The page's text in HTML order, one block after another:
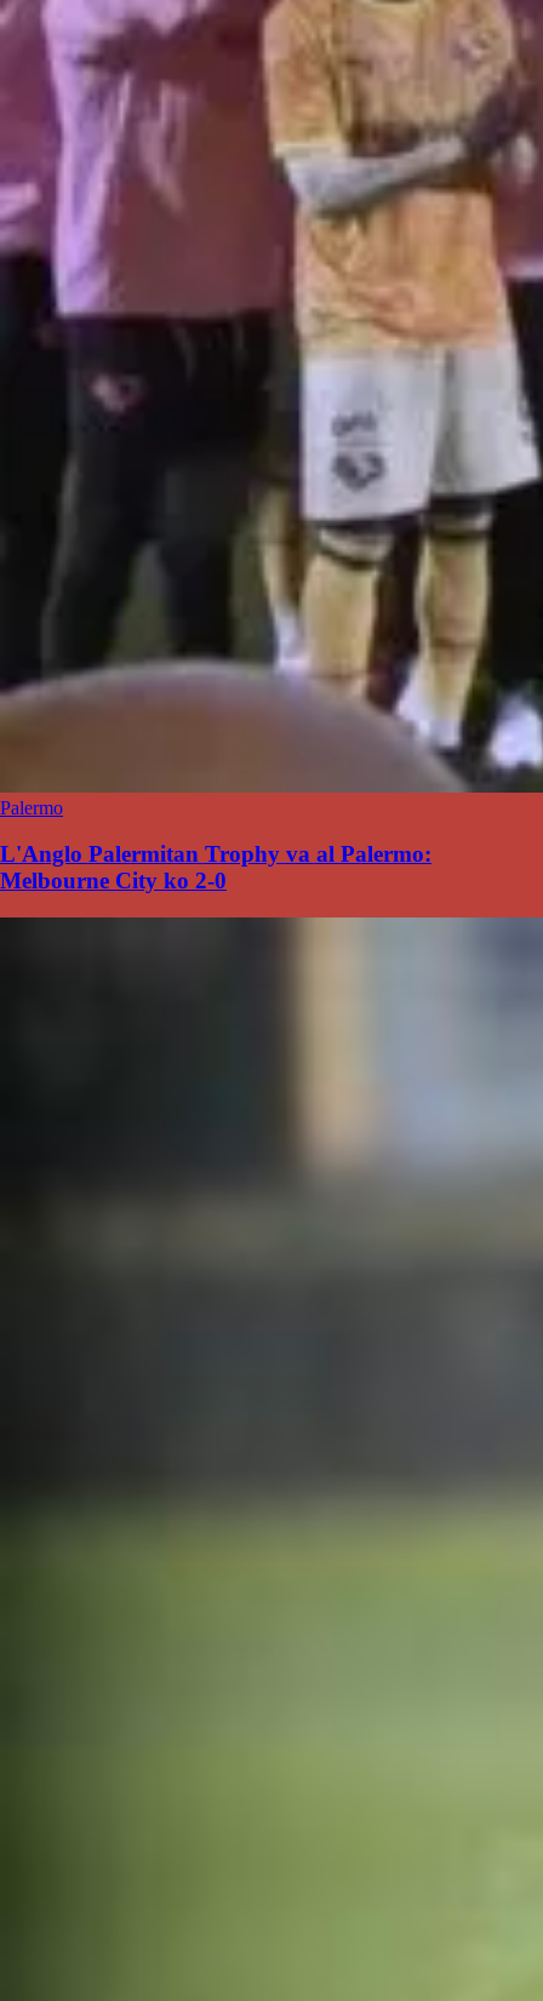
Palermo
L'Anglo Palermitan Trophy va al Palermo:
Melbourne City ko 2-0